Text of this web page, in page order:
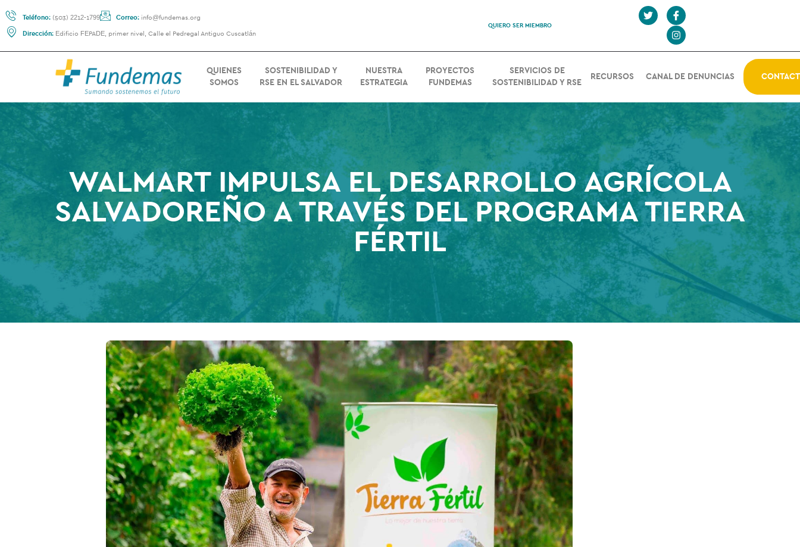
Teléfono:(503) 2212-1799 Correo: info@fundemas.org
Dirección:Edificio FEPADE, primer nivel, Calle el Pedregal Antiguo Cuscatlán
QUIERO SER MIEMBRO
QUIENES
SOMOS
SOSTENIBILIDAD Y
RSE EN EL SALVADOR
NUESTRA
ESTRATEGIA
PROYECTOS
FUNDEMAS
SERVICIOS DE
SOSTENIBILIDAD Y RSE
RECURSOS CANAL DE DENUNCIAS
WALMART IMPULSA EL DESARROLLO AGRÍCOLA
SALVADOREÑO A TRAVÉS DEL PROGRAMA TIERRA
FÉRTIL